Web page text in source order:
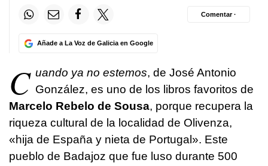
Añade a La Voz de Galicia en Google
Comentar ·
C uando ya no estemos, de José Antonio
González, es uno de los libros favoritos de
Marcelo Rebelo de Sousa, porque recupera la
riqueza cultural de la localidad de Olivenza,
«hija de España y nieta de Portugal». Este
pueblo de Badajoz que fue luso durante 500